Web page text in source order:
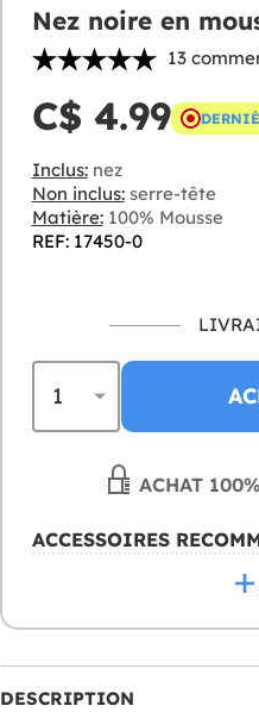
Nez noire en
13
C$ 4.99
Inclus:nez
Non inclus:serre-tête
Matière:100% Mousse
REF: 17450-0
ACHAT
ACCESSOIRES
DESCRIPTION